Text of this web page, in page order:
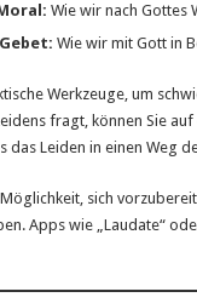
Wie wir nach Gottes
Wie wir mit Gott in
Werkzeuge, um
fragt, können Sie auf
das Leiden in einen Weg
sich
Apps wie „Laudate“